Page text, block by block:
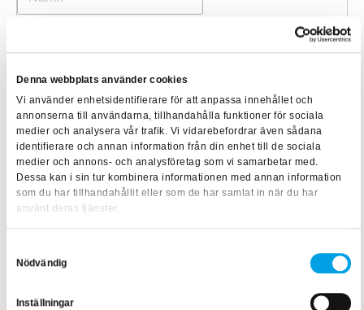
Denna webbplats använder cookies
Vi använder enhetsidentifierare för att anpassa innehållet och
annonserna till användarna, tillhandahålla funktioner för sociala
medier och analysera vår trafik. Vi vidarebefordrar även sådana
identifierare och annan information från din enhet till de sociala
medier och annons- och analysföretag som vi samarbetar med.
Dessa kan i sin tur kombinera informationen med annan information
som du har tillhandahållit eller som de har samlat in när du har
använt deras tjänster.
Nödvändig
Inställningar
SKICKA